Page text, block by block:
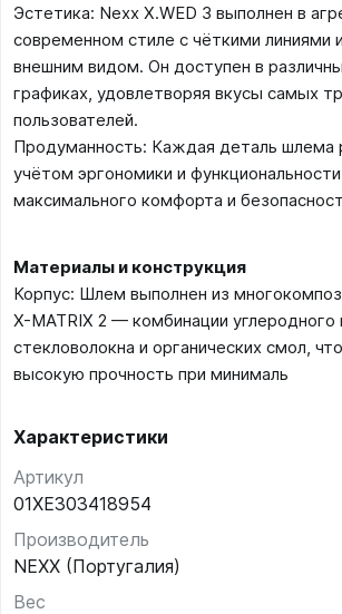
Эстетика: Nexx X.WED 3 выполнен в
современном стиле с чёткими линиями
внешним видом. Он доступен в
графиках, удовлетворяя вкусы самых
пользователей.
Продуманность: Каждая деталь шлема
учётом эргономики и
максимального комфорта и
Материалы и конструкция
Корпус: Шлем выполнен из
X-MATRIX 2 — комбинации углеродного
стекловолокна и органических смол,
высокую прочность при минималь
Характеристики
Артикул
01XE303418954
Производитель
NEXX (Португалия)
Вес